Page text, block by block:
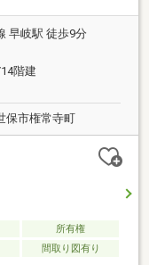
早岐駅 徒歩9分
階建
保市権常寺町
所有権
間取り図有り